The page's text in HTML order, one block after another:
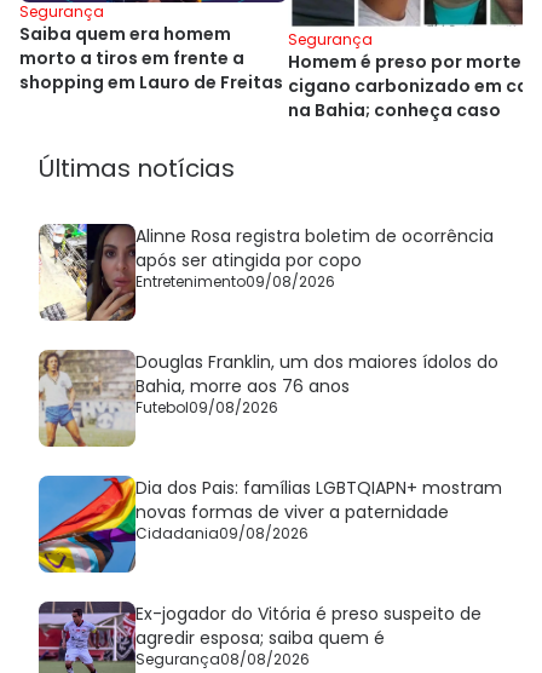
Segurança
Saiba quem era homem
morto a tiros em frente a
shopping em Lauro de Freitas
Segurança
Homem é preso por morte
cigano carbonizado em
na Bahia; conheça caso
Últimas notícias
Alinne Rosa registra boletim de ocorrência
após ser atingida por copo
Entretenimento09/08/2026
Douglas Franklin, um dos maiores ídolos do
Bahia, morre aos 76 anos
Futebol09/08/2026
Dia dos Pais: famílias LGBTQIAPN+ mostram
novas formas de viver a paternidade
Cidadania09/08/2026
Ex-jogador do Vitória é preso suspeito de
agredir esposa; saiba quem é
Segurança08/08/2026